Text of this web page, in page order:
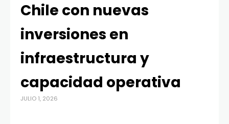
Chile con nuevas
inversiones en
infraestructura y
capacidad operativa
JULIO 1, 2026